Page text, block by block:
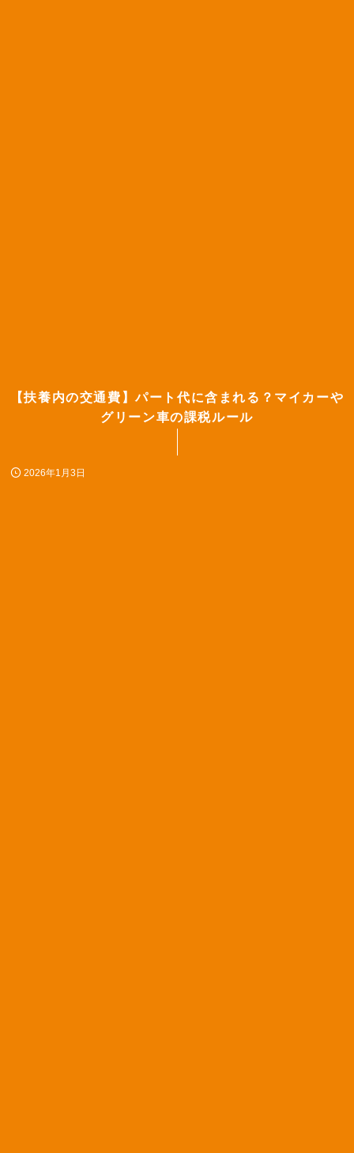
【扶養内の交通費】パート代に含まれる？マイカーや
グリーン車の課税ルール
2026年1月3日